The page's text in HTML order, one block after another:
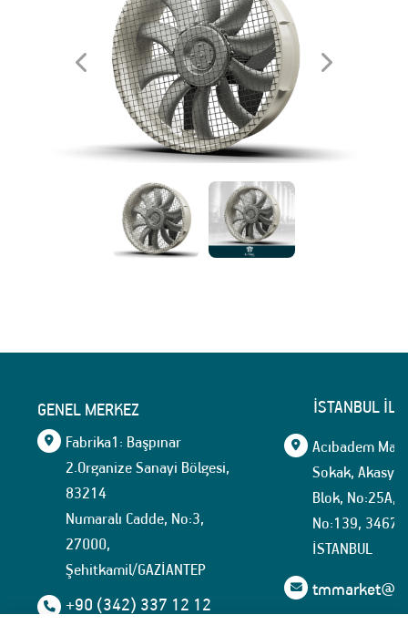
GENEL MERKEZ
Fabrika1: Başpınar
2.Organize Sanayi Bölgesi,
83214
Numaralı Cadde, No:3,
27000,
Şehitkamil/GAZİANTEP
+90 (342) 337 12 12
İSTANBUL
Acıbadem
Sokak, Akasya
Blok, No:25A,
No:139,
İSTANBUL